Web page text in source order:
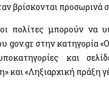
(Ε.Μ.Επ) Κέντρο
πολίτη (ΔΔ)
Χρηστών Οριζόντιων
Δημόσιας
KYB)
Καπνικών Προϊόντων
Προστασίας Κύριας
βρίσκονται προσωρινά
πολίτες μπορούν να
gov.gr στην κατηγορία
και
και «Ληξιαρχική πράξη